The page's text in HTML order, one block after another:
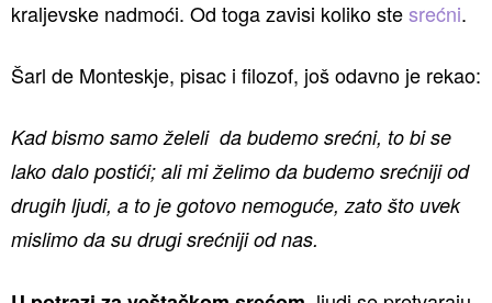
kraljevske nadmoći. Od toga zavisi koliko stesrećni.
Šarl de Monteskje, pisac i filozof, još odavno je rekao:
Kad bismo samo želeli da budemo srećni, to bi se
lako dalo postići; ali mi želimo da budemo srećniji od
drugih ljudi, a to je gotovo nemoguće, zato što uvek
mislimo da su drugi srećniji od nas.